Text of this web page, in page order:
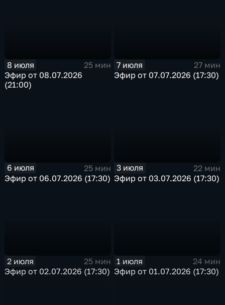
8 июля
25 мин
Эфир от 08.07.2026
(21:00)
7 июля
27 мин
Эфир от 07.07.2026 (17:30)
6 июля
25 мин
Эфир от 06.07.2026 (17:30)
3 июля
22 мин
Эфир от 03.07.2026 (17:30)
2 июля
25 мин
Эфир от 02.07.2026 (17:30)
1 июля
24 мин
Эфир от 01.07.2026 (17:30)